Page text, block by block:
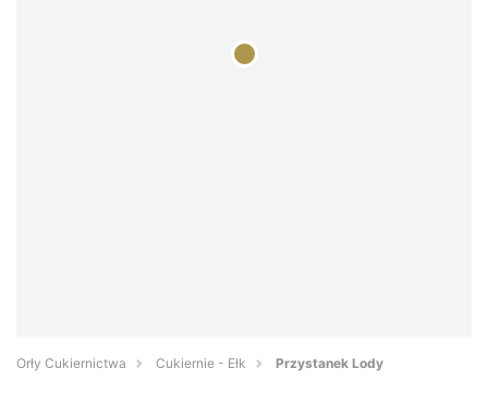
Orły Cukiernictwa Cukiernie - Ełk Przystanek Lody